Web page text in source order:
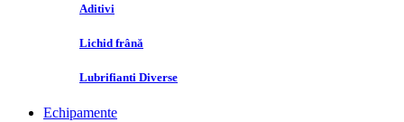
Aditivi
Lichid frână
Lubrifianti Diverse
Echipamente